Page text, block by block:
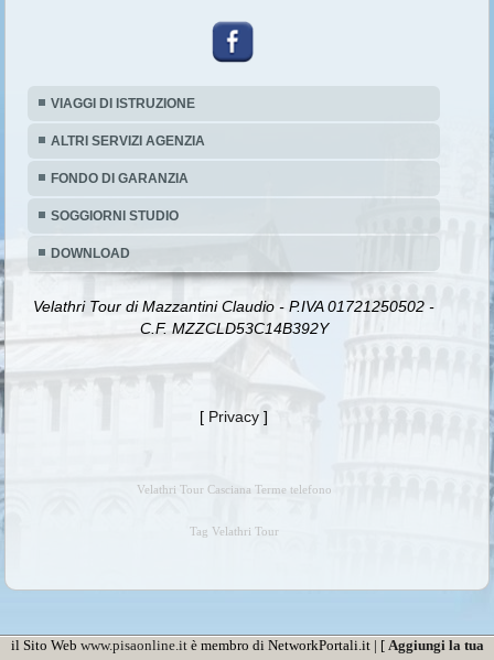
VIAGGI DI ISTRUZIONE
ALTRI SERVIZI AGENZIA
FONDO DI GARANZIA
SOGGIORNI STUDIO
DOWNLOAD
Velathri Tour di Mazzantini Claudio - P.IVA 01721250502 -
C.F. MZZCLD53C14B392Y
[ Privacy ]
Velathri Tour Casciana Terme telefono
Tag Velathri Tour
il Sito Web www.pisaonline.itè membro di NetworkPortali.it | [ Aggiungi la tua